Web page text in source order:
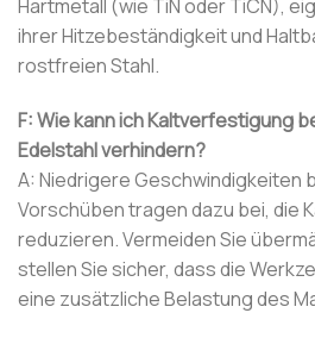
Hartmetall (wie TiN oder TiCN),
ihrer Hitzebeständigkeit und
rostfreien Stahl.
F: Wie kann ich Kaltverfestigung
Edelstahl verhindern?
A: Niedrigere Geschwindigkeiten
Vorschüben tragen dazu bei, die
reduzieren. Vermeiden Sie
stellen Sie sicher, dass die
eine zusätzliche Belastung des